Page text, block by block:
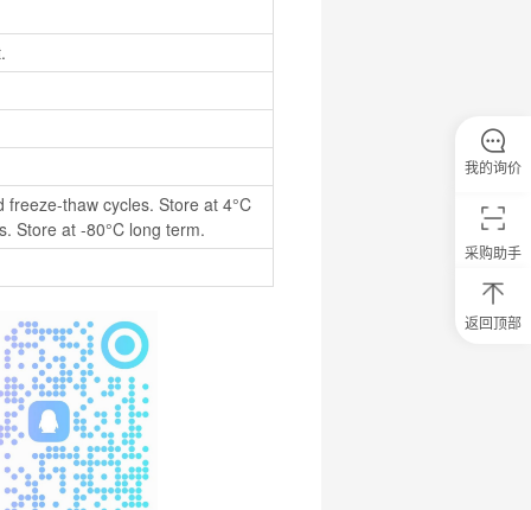
thaw cycles. Store at 4°C
Store at -80°C long term.
采购助手
返回顶部
我的询价